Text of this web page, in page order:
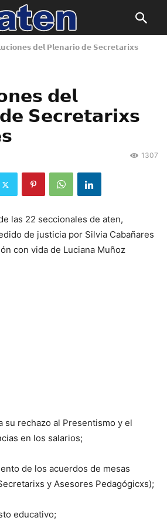
𝗱𝗲𝗹 𝗣𝗹𝗲𝗻𝗮𝗿𝗶𝗼 𝗱𝗲 𝗦𝗲𝗰𝗿𝗲𝘁𝗮𝗿𝗶𝘅𝘀
𝗱𝗲𝗹
𝗦𝗲𝗰𝗿𝗲𝘁𝗮𝗿𝗶𝘅𝘀
1307
las 22 seccionales de aten,
de justicia por Silvia Cabañares
con vida de Luciana Muñoz
su rechazo al Presentismo y el
en los salarios;
de los acuerdos de mesas
y Asesores Pedagógicxs);
educativo;